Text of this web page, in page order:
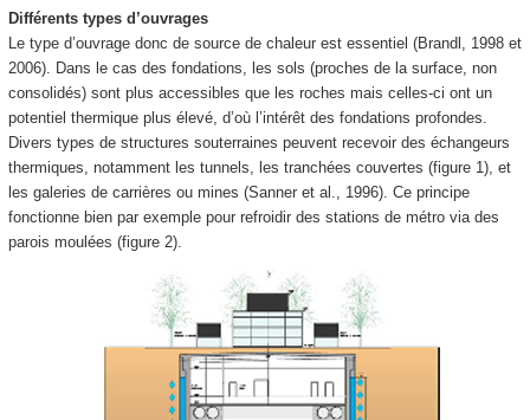
Différents types d’ouvrages
Le type d’ouvrage donc de source de chaleur est essentiel (Brandl, 1998 et
2006). Dans le cas des fondations, les sols (proches de la surface, non
consolidés) sont plus accessibles que les roches mais celles-ci ont un
potentiel thermique plus élevé, d’où l’intérêt des fondations profondes.
Divers types de structures souterraines peuvent recevoir des échangeurs
thermiques, notamment les tunnels, les tranchées couvertes (figure 1), et
les galeries de carrières ou mines (Sanner et al., 1996). Ce principe
fonctionne bien par exemple pour refroidir des stations de métro via des
parois moulées (figure 2).